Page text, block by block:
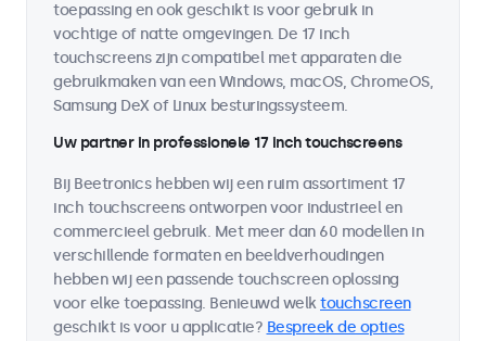
toepassing en ook geschikt is voor gebruik in
vochtige of natte omgevingen. De 17 inch
touchscreens zijn compatibel met apparaten die
gebruikmaken van een Windows, macOS, ChromeOS,
Samsung DeX of Linux besturingssysteem.
Uw partner in professionele 17 inch touchscreens
Bij Beetronics hebben wij een ruim assortiment 17
inch touchscreens ontworpen voor industrieel en
commercieel gebruik. Met meer dan 60 modellen in
verschillende formaten en beeldverhoudingen
hebben wij een passende touchscreen oplossing
voor elke toepassing. Benieuwd welktouchscreen
geschikt is voor u applicatie? Bespreek de opties